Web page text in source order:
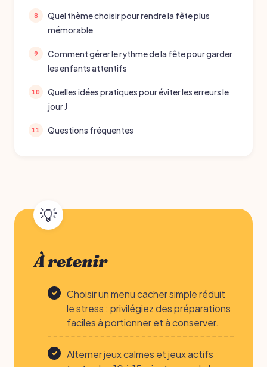
Quel thème choisir pour rendre la fête plus
mémorable
Comment gérer le rythme de la fête pour garder
les enfants attentifs
Quelles idées pratiques pour éviter les erreurs le
jour J
Questions fréquentes
À retenir
Choisir un menu cacher simple réduit
le stress : privilégiez des préparations
faciles à portionner et à conserver.
Alterner jeux calmes et jeux actifs